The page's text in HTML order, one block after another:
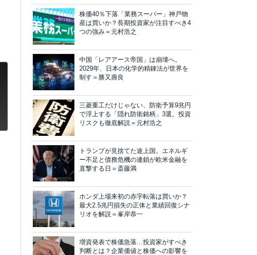
株価40％下落「業務スーパー」神戸物
産は買いか？長期投資家が注目すべき4
つの強み＝元村浩之
中国「レアアース帝国」は崩壊へ。
2029年、日本の化学的精錬法が世界を
制す＝勝又壽良
三菱重工だけじゃない、防衛予算9兆円
で浮上する「隠れ防衛銘柄」3選。投資
リスクも徹底解説＝元村浩之
トランプが見捨てた途上国。エネルギ
ー不足と債務危機の連鎖が欧米金融を
直撃する日＝斎藤満
ホンダ上場来初の赤字転落は買いか？
最大2.5兆円損失の正体と業績回復シナ
リオを解説＝峯岸恭一
増資発表で株価急落…投資家がすべき
判断とは？企業価値と株価への影響を